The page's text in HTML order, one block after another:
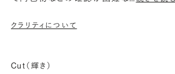
クラリティについて
Cut（輝き）